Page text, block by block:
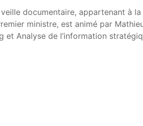
veille documentaire, appartenant à
ministre, est animé par
et Analyse de l’information